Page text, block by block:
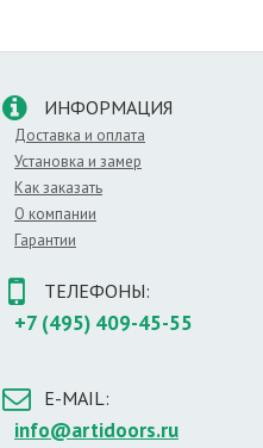
ИНФОРМАЦИЯ
Доставка и оплата
Установка и замер
Как заказать
О компании
Гарантии
ТЕЛЕФОНЫ:
+7 (495) 409-45-55
E-MAIL:
info@artidoors.ru